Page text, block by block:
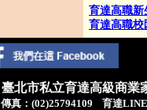
育達高職新
育達高職校
臺北市私立育達高級商
傳真： (02)25794109 育達